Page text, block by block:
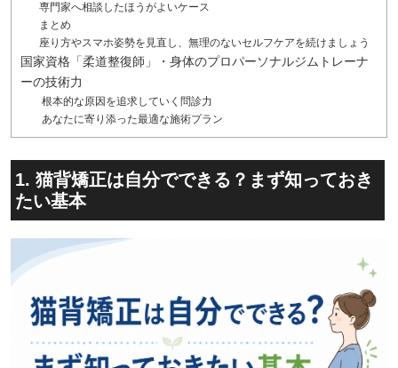
専門家へ相談したほうがよいケース
まとめ
座り方やスマホ姿勢を見直し、無理のないセルフケアを続けましょう
国家資格「柔道整復師」・身体のプロパーソナルジムトレーナ
ーの技術力
根本的な原因を追求していく問診力
あなたに寄り添った最適な施術プラン
1. 猫背矯正は自分でできる？まず知っておき
たい基本